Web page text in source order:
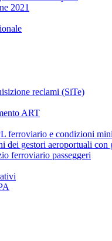
2021
reclami (SiTe)
ART
ferroviario e condizioni
dei gestori aeroportuali con
ferroviario passeggeri